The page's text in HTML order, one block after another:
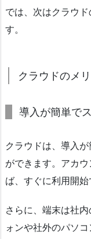
では、次はクラウ
す。
クラウドのメ
導入が簡単で
クラウドは、導入
ができます。アカ
ば、すぐに利用開始
さらに、端末は社
ォンや社外のパソ